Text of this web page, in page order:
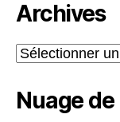
Archives
Archives
Nuage